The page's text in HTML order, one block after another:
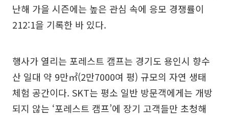
난해 가을 시즌에는 높은 관심 속에 응모 경쟁률이
212:1을 기록한 바 있다.
행사가 열리는 포레스트 캠프는 경기도 용인시 향수
산 일대 약 9만㎡(2만7000여 평) 규모의 자연 생태
체험 공간이다. SKT는 평소 일반 방문객에게는 개방
되지 않는 ‘포레스트 캠프’에 장기 고객들만 초청해